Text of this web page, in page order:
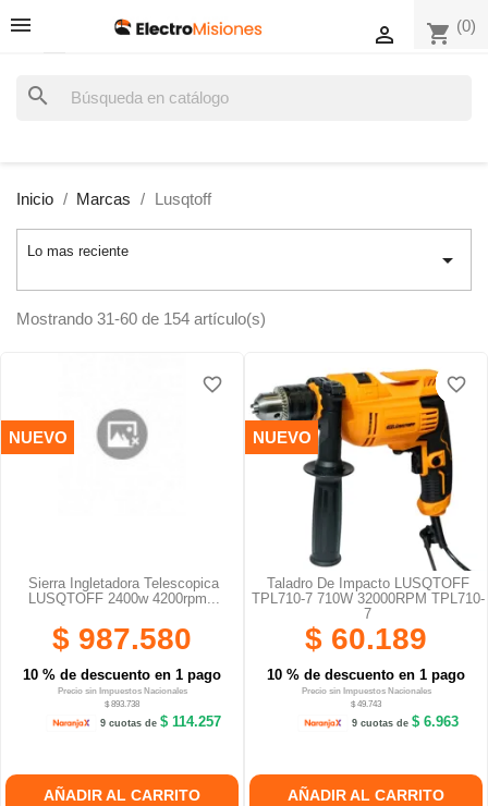
shopping_cart (0)

search
Inicio Marcas Lusqtoff
Lo mas reciente 
Mostrando 31-60 de 154 artículo(s)
Sierra Ingletadora Telescopica
LUSQTOFF 2400w 4200rpm...
$ 987.580
10 % de descuento en 1 pago
Precio sin Impuestos Nacionales
$ 893.738
9 cuotas de$ 114.257
AÑADIR AL CARRITO
NUEVO
favorite_border
favorite_border
favorite_border
Taladro De Impacto LUSQTOFF
TPL710-7 710W 32000RPM TPL710-
7
$ 60.189
10 % de descuento en 1 pago
Precio sin Impuestos Nacionales
$ 49.743
9 cuotas de $ 6.963
AÑADIR AL CARRITO
NUEVO
favorite_border
favorite_border
favorite_border